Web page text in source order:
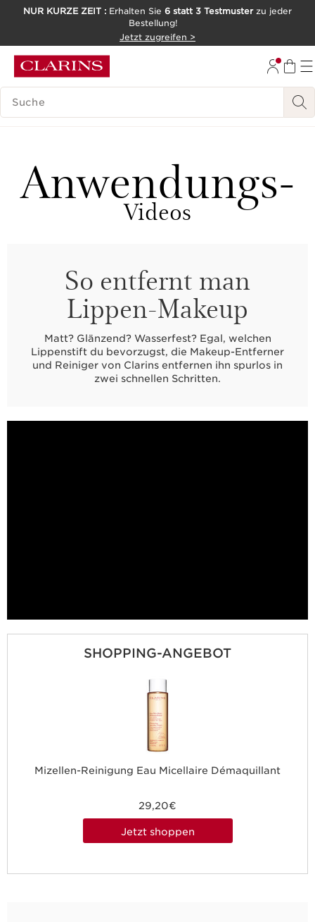
NUR KURZE ZEIT : Erhalten Sie 6 statt 3 Testmusterzu jeder
Bestellung!
Jetzt zugreifen >
LEGENDE SUCHEN
Anwendungs-
Videos
So entfernt man
Lippen-Makeup
Matt? Glänzend? Wasserfest? Egal, welchen
Lippenstift du bevorzugst, die Makeup-Entferner
und Reiniger von Clarins entfernen ihn spurlos in
zwei schnellen Schritten.
SHOPPING-ANGEBOT
Mizellen-Reinigung Eau Micellaire Démaquillant
29,20€
Jetzt shoppen